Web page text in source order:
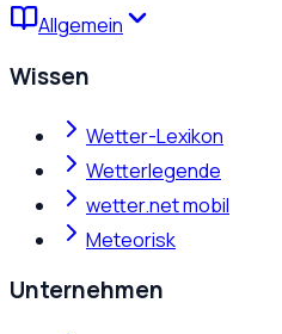
Allgemein
Wissen
Wetter-Lexikon
Wetterlegende
wetter.net mobil
Meteorisk
Unternehmen